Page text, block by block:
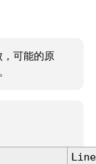
可能的原
Line